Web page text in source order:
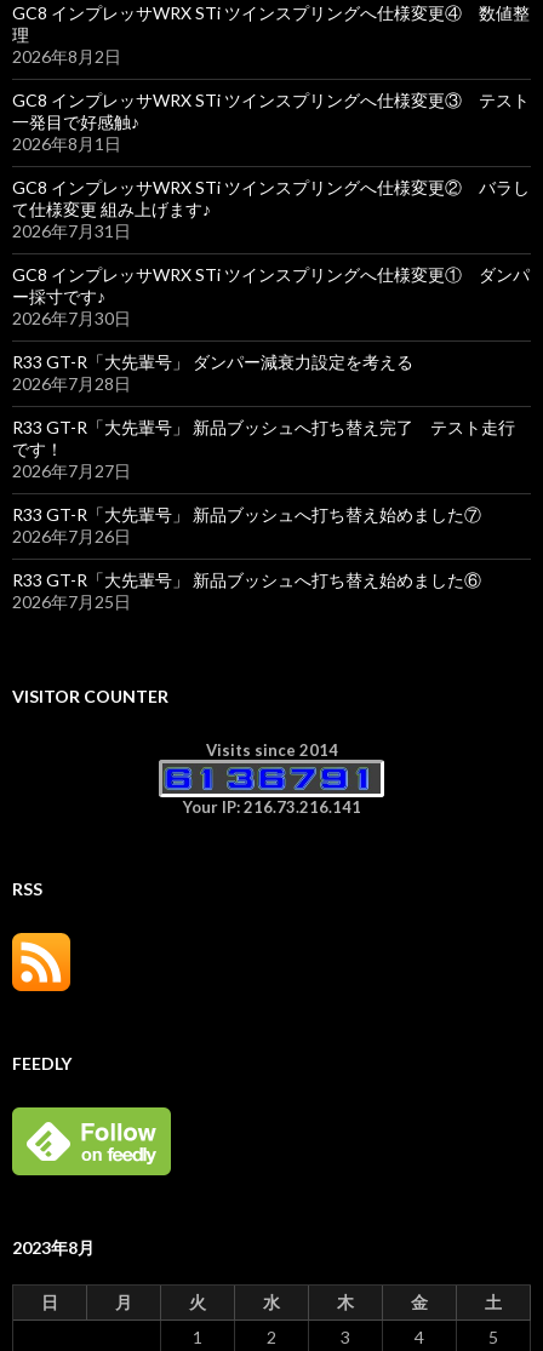
GC8 インプレッサWRX STi ツインスプリングへ仕様変更④ 数値整
理
2026年8月2日
GC8 インプレッサWRX STi ツインスプリングへ仕様変更③ テスト
一発目で好感触♪
2026年8月1日
GC8 インプレッサWRX STi ツインスプリングへ仕様変更② バラし
て仕様変更 組み上げます♪
2026年7月31日
GC8 インプレッサWRX STi ツインスプリングへ仕様変更① ダンパ
ー採寸です♪
2026年7月30日
R33 GT-R「大先輩号」 ダンパー減衰力設定を考える
2026年7月28日
R33 GT-R「大先輩号」 新品ブッシュへ打ち替え完了 テスト走行
です！
2026年7月27日
R33 GT-R「大先輩号」 新品ブッシュへ打ち替え始めました⑦
2026年7月26日
R33 GT-R「大先輩号」 新品ブッシュへ打ち替え始めました⑥
2026年7月25日
VISITOR COUNTER
Visits since 2014
Your IP: 216.73.216.141
RSS
FEEDLY
2023年8月
日 月 火 水 木 金 土
1 2 3 4
5